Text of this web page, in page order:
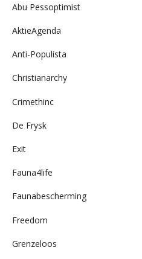
Abu Pessoptimist
AktieAgenda
Anti-Populista
Christianarchy
Crimethinc
De Frysk
Exit
Fauna4life
Faunabescherming
Freedom
Grenzeloos